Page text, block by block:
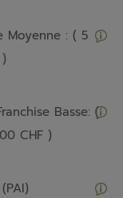
Moyenne : ( 5
Basse: (
CHF )